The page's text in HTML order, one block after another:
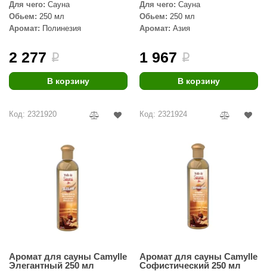
Для чего: Сауна
Обьем: 250 мл
Аромат: Полинезия
2 277 i
В корзину
Для чего: Сауна
Обьем: 250 мл
Аромат: Азия
1 967 i
В корзину
Код: 2321920
Аромат для сауны Camylle
Элегантный 250 мл
Код: 2321924
Аромат для сауны Camylle
Софистический 250 мл